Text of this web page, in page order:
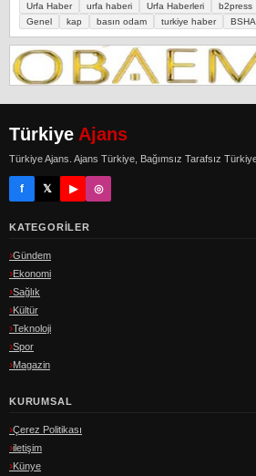
Urfa Haber
urfa haberi Urfa Haberleri b2press
Genel
kap basın odam turkiye haber
Türkiye Ajans
Türkiye Ajans. Ajans Türkiye, Bağımsız Tarafsız
f 𝕏 ▶ ◎
KATEGORILER
Gündem
Ekonomi
Sağlık
Kültür
Teknoloji
Spor
Magazin
KURUMSAL
Çerez Politikası
iletişim
Künye